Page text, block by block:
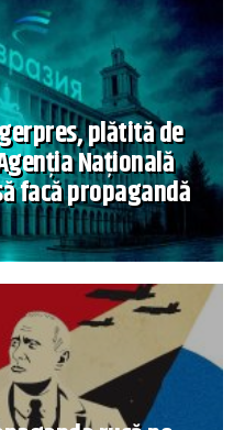
plătită de
Națională
facă propagandă